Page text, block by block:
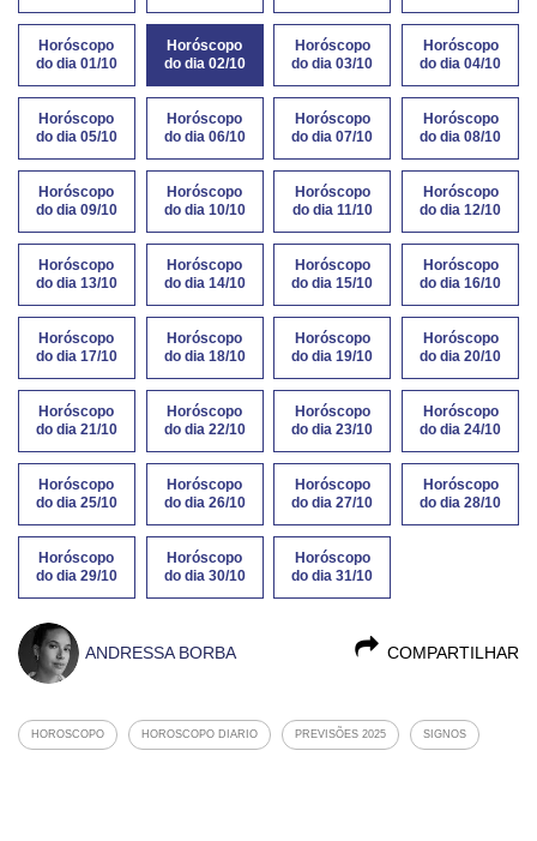
Horóscopo
do dia 01/10
Horóscopo
do dia 02/10
Horóscopo
do dia 03/10
Horóscopo
do dia 04/10
Horóscopo
do dia 05/10
Horóscopo
do dia 06/10
Horóscopo
do dia 07/10
Horóscopo
do dia 08/10
Horóscopo
do dia 09/10
Horóscopo
do dia 10/10
Horóscopo
do dia 11/10
Horóscopo
do dia 12/10
Horóscopo
do dia 13/10
Horóscopo
do dia 14/10
Horóscopo
do dia 15/10
Horóscopo
do dia 16/10
Horóscopo
do dia 17/10
Horóscopo
do dia 18/10
Horóscopo
do dia 19/10
Horóscopo
do dia 20/10
Horóscopo
do dia 21/10
Horóscopo
do dia 22/10
Horóscopo
do dia 23/10
Horóscopo
do dia 24/10
Horóscopo
do dia 25/10
Horóscopo
do dia 26/10
Horóscopo
do dia 27/10
Horóscopo
do dia 28/10
Horóscopo
do dia 29/10
Horóscopo
do dia 30/10
Horóscopo
do dia 31/10
COMPARTILHAR
ANDRESSA BORBA
HOROSCOPO HOROSCOPO DIARIO PREVISÕES 2025 SIGNOS